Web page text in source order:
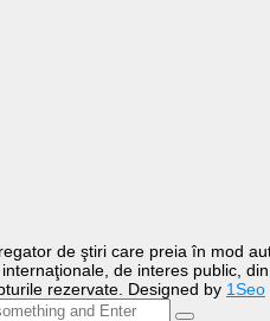
de ştiri care preia în mod
de interes public,
rezervate. Designed by 1Seo